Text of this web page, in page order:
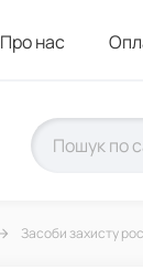
Про нас
Засоби захисту